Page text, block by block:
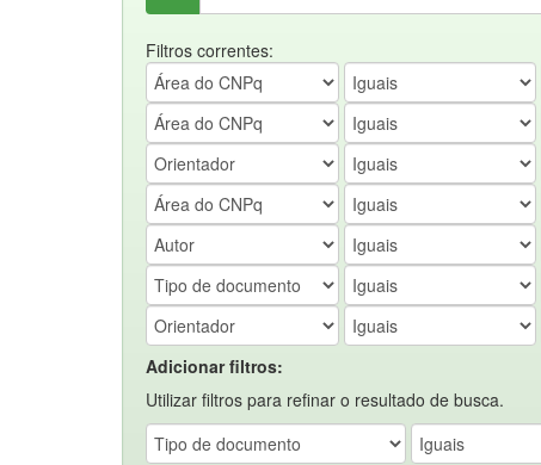
Filtros correntes:
Adicionar filtros:
Utilizar filtros para refinar o resultado de busca.